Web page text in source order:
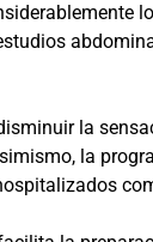
la
la